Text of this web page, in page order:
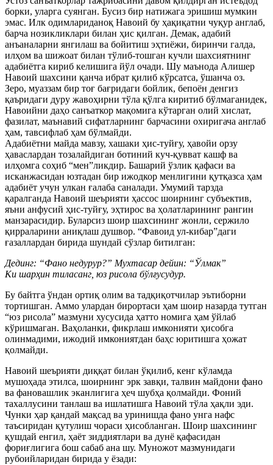
борки, уларга суянган. Бусиз бир натижага эришиш мумкин
эмас. Илк одимлариданоқ Навоий бу ҳақиқатни чуқур англаб,
барча нозикликлари билан ҳис қилган. Демак, адабий
анъаналарни янгилаш ва бойитиш эҳтиёжи, биринчи галда,
илҳом ва шижоат билан тўлиб-тошган кучли шахсиятнинг
адабиётга кириб келишига йўл очади. Шу маънода Алишер
Навоий шахсини қанча ибрат қилиб кўрсатса, ўшанча оз.
Зеро, муаззам бир тоғ бағридаги бойлик, бепоён денгиз
қаъридаги дуру жавоҳирни тўла қўлга киритиб бўлмаганидек,
Навоийни даҳо санъаткор мақомига кўтарган олий хислат,
фазилат, маънавий сифатларнинг барчасини охиригача англаб
ҳам, тавсифлаб ҳам бўлмайди.
Адабиётни майда мавзу, хашаки ҳис-туйғу, ҳавойи орзу
ҳаваслардан тозалайдиган ботиний куч-қувват кашф ва
илҳомга соҳиб “мен”ликдир. Башарий ўзлик қафаси ва
исканжасидан юзтадан бир ижодкор менлигини қутқазса ҳам
адабиёт учун улкан ғалаба саналади. Умумий тарзда
қаралганда Навоий шеърияти ҳассос шоирнинг субъектив,
яъни анфусий ҳис-туйғу, эҳтирос ва ҳолатларининг рангин
манзарасидир. Буларсиз шоир шахсининг жонли, сержило
қирраларини аниқлаш душвор. “Фавоид ул-кибар”даги
ғазаллардан бирида шундай сўзлар битилган:
Дединг: “Фано недурур?” Мухтасар дейин: “Ўлмак”
Ки шарҳин тиласанг, юз рисола бўлғусудур.
Бу байтга ўндан ортиқ олим ва тадқиқотчилар эътиборни
тортишган. Аммо улардан бирортаси ҳам шоир назарда тутган
“юз рисола” мазмуни хусусида ҳатто номига ҳам ўйлаб
кўришмаган. Ваҳоланки, фикрлаш имконияти ҳисобга
олинмадими, ижодий имкониятдан баҳс юритишга ҳожат
қолмайди.
Навоий шеърияти диққат билан ўқилиб, кенг кўламда
мушоҳада этилса, шоирнинг эрк завқи, талвин майдони фано
ва фановашлик эканлигига ҳеч шубҳа қолмайди. Фоний
тахаллусини танлаш ва ишлатишга Навоий тўла ҳақли эди.
Чунки ҳар қандай мақсад ва уринишда фано унга нафс
таъсиридан қутулиш чораси ҳисобланган. Шоир шахсининг
қушдай енгил, ҳаёт зиддиятлари ва дунё қафасидан
фориғлигига бош сабаб ана шу. Муножот мазмунидаги
рубоийларидан бирида у ёзади: